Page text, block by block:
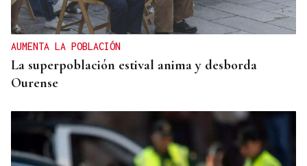
AUMENTA LA POBLACIÓN
La superpoblación estival anima y desborda
Ourense